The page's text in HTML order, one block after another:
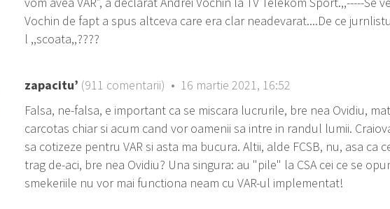
Vochin de fapt a spus altceva care era clar neadevarat....De ce
l ,,scoata,,????
zapacitu’ (911 comentarii) • 16 martie 2021, 16:52
Falsa, ne-falsa, e important ca se miscara lucrurile, bre nea Ovidiu,
carcotas chiar si acum cand vor oamenii sa intre in randul lumii.
sa cotizeze pentru VAR si asta ma bucura. Altii, alde FCSB, nu, asa ca
trag de-aci, bre nea Ovidiu? Una singura: au "pile" la CSA cei ce se
smekeriile nu vor mai functiona neam cu VAR-ul implementat!